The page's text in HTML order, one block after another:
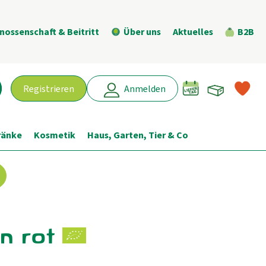
& Beitritt Über uns Aktuelles B2B
Registrieren Anmelden
Kosmetik Haus, Garten, Tier & Co
rot